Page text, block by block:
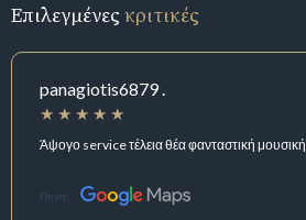
Επιλεγμένεςκριτικές
panagiotis6879 .
Άψογο service τέλεια θέα φανταστική μουσική
Πηγή: